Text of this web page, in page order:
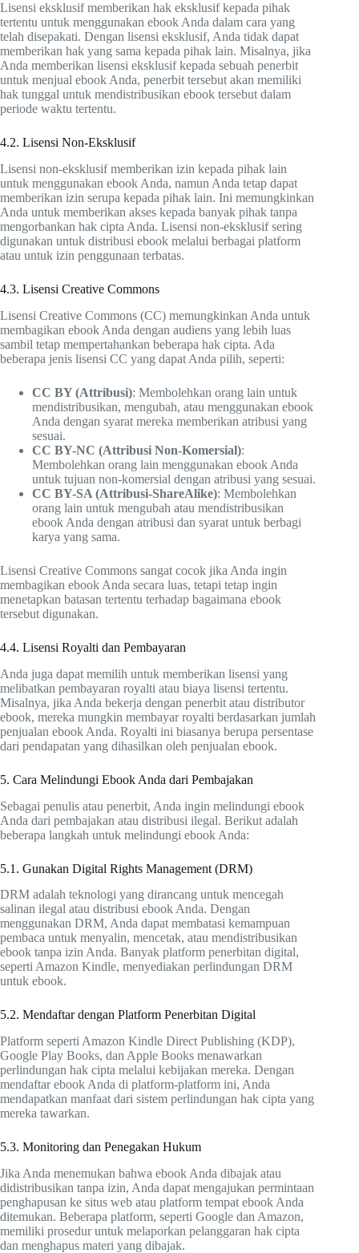
Lisensi eksklusif memberikan hak eksklusif kepada pihak
tertentu untuk menggunakan ebook Anda dalam cara yang
telah disepakati. Dengan lisensi eksklusif, Anda tidak dapat
memberikan hak yang sama kepada pihak lain. Misalnya, jika
Anda memberikan lisensi eksklusif kepada sebuah penerbit
untuk menjual ebook Anda, penerbit tersebut akan memiliki
hak tunggal untuk mendistribusikan ebook tersebut dalam
periode waktu tertentu.
4.2. Lisensi Non-Eksklusif
Lisensi non-eksklusif memberikan izin kepada pihak lain
untuk menggunakan ebook Anda, namun Anda tetap dapat
memberikan izin serupa kepada pihak lain. Ini memungkinkan
Anda untuk memberikan akses kepada banyak pihak tanpa
mengorbankan hak cipta Anda. Lisensi non-eksklusif sering
digunakan untuk distribusi ebook melalui berbagai platform
atau untuk izin penggunaan terbatas.
4.3. Lisensi Creative Commons
Lisensi Creative Commons (CC) memungkinkan Anda untuk
membagikan ebook Anda dengan audiens yang lebih luas
sambil tetap mempertahankan beberapa hak cipta. Ada
beberapa jenis lisensi CC yang dapat Anda pilih, seperti:
CC BY (Attribusi): Membolehkan orang lain untuk
mendistribusikan, mengubah, atau menggunakan ebook
Anda dengan syarat mereka memberikan atribusi yang
sesuai.
CC BY-NC (Attribusi Non-Komersial):
Membolehkan orang lain menggunakan ebook Anda
untuk tujuan non-komersial dengan atribusi yang sesuai.
CC BY-SA (Attribusi-ShareAlike): Membolehkan
orang lain untuk mengubah atau mendistribusikan
ebook Anda dengan atribusi dan syarat untuk berbagi
karya yang sama.
Lisensi Creative Commons sangat cocok jika Anda ingin
membagikan ebook Anda secara luas, tetapi tetap ingin
menetapkan batasan tertentu terhadap bagaimana ebook
tersebut digunakan.
4.4. Lisensi Royalti dan Pembayaran
Anda juga dapat memilih untuk memberikan lisensi yang
melibatkan pembayaran royalti atau biaya lisensi tertentu.
Misalnya, jika Anda bekerja dengan penerbit atau distributor
ebook, mereka mungkin membayar royalti berdasarkan jumlah
penjualan ebook Anda. Royalti ini biasanya berupa persentase
dari pendapatan yang dihasilkan oleh penjualan ebook.
5. Cara Melindungi Ebook Anda dari Pembajakan
Sebagai penulis atau penerbit, Anda ingin melindungi ebook
Anda dari pembajakan atau distribusi ilegal. Berikut adalah
beberapa langkah untuk melindungi ebook Anda:
5.1. Gunakan Digital Rights Management (DRM)
DRM adalah teknologi yang dirancang untuk mencegah
salinan ilegal atau distribusi ebook Anda. Dengan
menggunakan DRM, Anda dapat membatasi kemampuan
pembaca untuk menyalin, mencetak, atau mendistribusikan
ebook tanpa izin Anda. Banyak platform penerbitan digital,
seperti Amazon Kindle, menyediakan perlindungan DRM
untuk ebook.
5.2. Mendaftar dengan Platform Penerbitan Digital
Platform seperti Amazon Kindle Direct Publishing (KDP),
Google Play Books, dan Apple Books menawarkan
perlindungan hak cipta melalui kebijakan mereka. Dengan
mendaftar ebook Anda di platform-platform ini, Anda
mendapatkan manfaat dari sistem perlindungan hak cipta yang
mereka tawarkan.
5.3. Monitoring dan Penegakan Hukum
Jika Anda menemukan bahwa ebook Anda dibajak atau
didistribusikan tanpa izin, Anda dapat mengajukan permintaan
penghapusan ke situs web atau platform tempat ebook Anda
ditemukan. Beberapa platform, seperti Google dan Amazon,
memiliki prosedur untuk melaporkan pelanggaran hak cipta
dan menghapus materi yang dibajak.